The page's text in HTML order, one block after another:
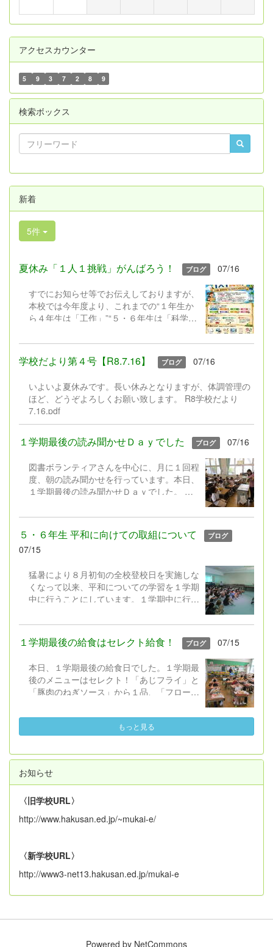
アクセスカウンター
5 9 3 7 2 8 9
検索ボックス
新着
5件
夏休み「１人１挑戦」がんばろう！ ブログ 07/16
すでにお知らせ等でお伝えしておりますが、
本校では今年度より、これまでの“１年生か
ら４年生は「工作」”“５・６年生は「科学研
題を見直し、新たに「1人1挑戦」を実施い
たします。近年、子どもたちの興味や関心は
ますます多様化しています。また、これから
動しながら学び続ける力が求められていま
す。 そこで本校では、工作や理科の研究に
限定するのではなく、子どもたち一人一人が
「やってみたい」「もっと知りたい」「でき
るようになりたい」と思うことに挑戦する機
もちろん、これまでの「工作」や「自由研
究」も大歓迎です。「子どもたちの興味・関
心に合わせて、取組内容の幅を広げ、長い休
16:30）には、取り組んだ「１人１挑戦」を
紹介する作品展を実施します。保護者の皆
学校だより第４号【R8.7.16】 ブログ 07/16
いよいよ夏休みです。長い休みとなりますが、体調管理の
ほど、どうぞよろしくお願い致します。 R8学校だより
7.16.pdf
１学期最後の読み聞かせＤａｙでした ブログ 07/16
図書ボランティアさんを中心に、月に１回程
度、朝の読み聞かせを行っています。本日、
１学期最後の読み聞かせＤａｙでした。
紙芝居を工夫を凝らして読み聞かせしてくだ
さいます。子どもたちは、もうくぎ付け！
そして、図書委員会の児童や学校職員
も、図書ボランティアさんと一緒に読み聞か
せＤａｙは、９月２４日（木）からスター
ト。またステキな本やお話と出会えますよう
に。
５・６年生 平和に向けての取組について ブログ
07/15
猛暑により８月初旬の全校登校日を実施しな
くなって以来、平和についての学習を１学期
中に行うことにしています。１学期中に行う
「戦争」や「平和」に関する番組を、それぞ
れの児童が思いを持ちながら視聴し、平和に
ついて考えを深められるようになればという
習を行いました。米倉斉加年 作の絵本「お
となになれなかった弟たちに...」を題材に、
挿絵を映し出しながら、５・６年担任と教務
で読み聞かせました（校長はピアノBGMと
歌...）。 子どもたちはぐっと集中しな
分たちができることについて考えられたと思
います。 「おとなになれなかった弟たち
に...」は中学１年生の国語の教科書にも掲載
されているとのことですので機会があれば読
んでみていただければ幸いです。 他の学
年・学級でも、平和について考える取組を夏
１学期最後の給食はセレクト給食！ ブログ 07/15
本日、１学期最後の給食日でした。１学期最
後のメニューはセレクト！「あじフライ」と
「豚肉のねぎソース」から１品、「フローズ
品、事前に選んだものを食べます。セレクト
する以外の共通のメニューは、「わかめご
１年生も１学期最後の給食・初めてのセ
給食開始日は、９月１日（火）です。
もっと見る
お知らせ
〈旧学校URL〉
http://www.hakusan.ed.jp/~mukai-e/
〈新学校URL〉
http://www3-net13.hakusan.ed.jp/mukai-e
Powered by NetCommons